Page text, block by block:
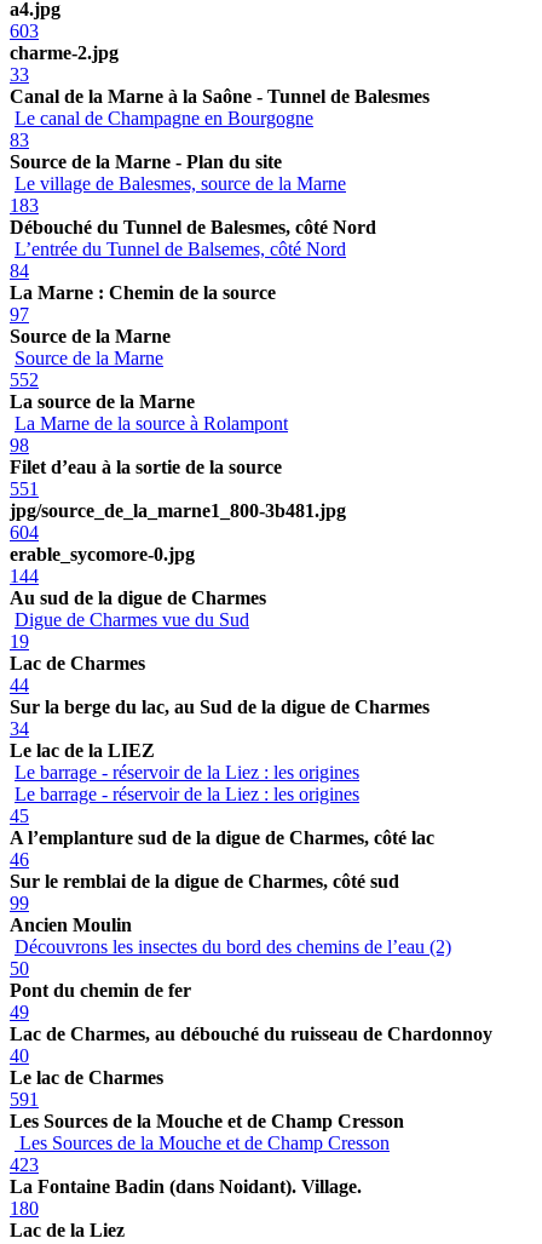
a4.jpg
603
charme-2.jpg
33
Canal de la Marne à la Saône - Tunnel de Balesmes
Le canal de Champagne en Bourgogne
83
Source de la Marne - Plan du site
Le village de Balesmes, source de la Marne
183
Débouché du Tunnel de Balesmes, côté Nord
L’entrée du Tunnel de Balsemes, côté Nord
84
La Marne : Chemin de la source
97
Source de la Marne
Source de la Marne
552
La source de la Marne
La Marne de la source à Rolampont
98
Filet d’eau à la sortie de la source
551
jpg/source_de_la_marne1_800-3b481.jpg
604
erable_sycomore-0.jpg
144
Au sud de la digue de Charmes
Digue de Charmes vue du Sud
19
Lac de Charmes
44
Sur la berge du lac, au Sud de la digue de Charmes
34
Le lac de la LIEZ
Le barrage - réservoir de la Liez : les origines
Le barrage - réservoir de la Liez : les origines
45
A l’emplanture sud de la digue de Charmes, côté lac
46
Sur le remblai de la digue de Charmes, côté sud
99
Ancien Moulin
Découvrons les insectes du bord des chemins de l’eau (2)
50
Pont du chemin de fer
49
Lac de Charmes, au débouché du ruisseau de Chardonnoy
40
Le lac de Charmes
591
Les Sources de la Mouche et de Champ Cresson
Les Sources de la Mouche et de Champ Cresson
423
La Fontaine Badin (dans Noidant). Village.
180
Lac de la Liez